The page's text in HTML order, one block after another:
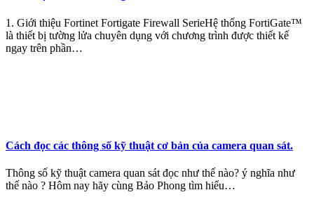
1. Giới thiệu Fortinet Fortigate Firewall SerieHệ thống FortiGate™
là thiết bị tường lửa chuyên dụng với chương trình được thiết kế
ngay trên phần…
Cách đọc các thông số kỹ thuật cơ bản của camera quan sát.
Thông số kỹ thuật camera quan sát đọc như thế nào? ý nghĩa như
thế nào ? Hôm nay hãy cùng Bảo Phong tìm hiểu…